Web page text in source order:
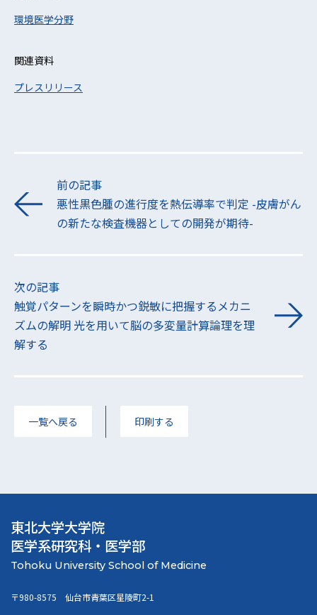
環境医学分野
関連資料
プレスリリース
前の記事
悪性黒色腫の進行度を熱伝導率で判定 -皮膚がん
の新たな検査機器としての開発が期待-
次の記事
触覚パターンを瞬時かつ鋭敏に把握するメカニ
ズムの解明 光を用いて脳の多変量計算論理を理
解する
一覧へ戻る 印刷する
東北大学大学院
医学系研究科・医学部
〒980-8575 仙台市青葉区星陵町2-1